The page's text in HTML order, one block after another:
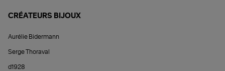
CRÉATEURS BIJOUX
Aurélie Bidermann
Serge Thoraval
d1928